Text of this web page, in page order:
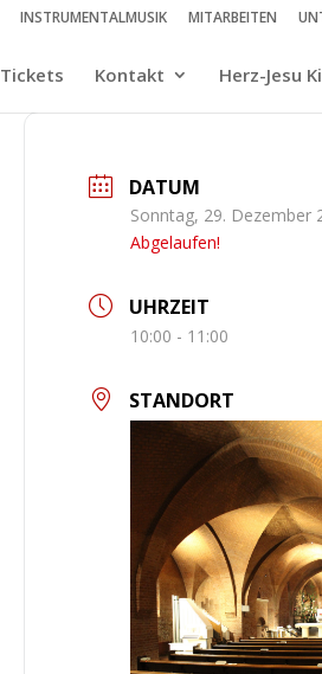
INSTRUMENTALMUSIK MITARBEITEN
Tickets Kontakt Herz-Jesu
DATUM
Sonntag, 29. Dezember
Abgelaufen!
UHRZEIT
10:00 - 11:00
STANDORT